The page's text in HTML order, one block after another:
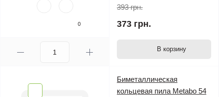
0
393 грн.
373 грн.
В корзину
Биметаллическая
кольцевая пила Metabo 54